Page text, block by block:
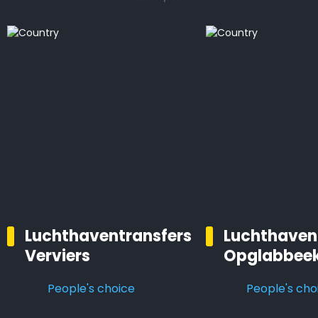
Luchthaventransfers
Verviers
People's choice People's